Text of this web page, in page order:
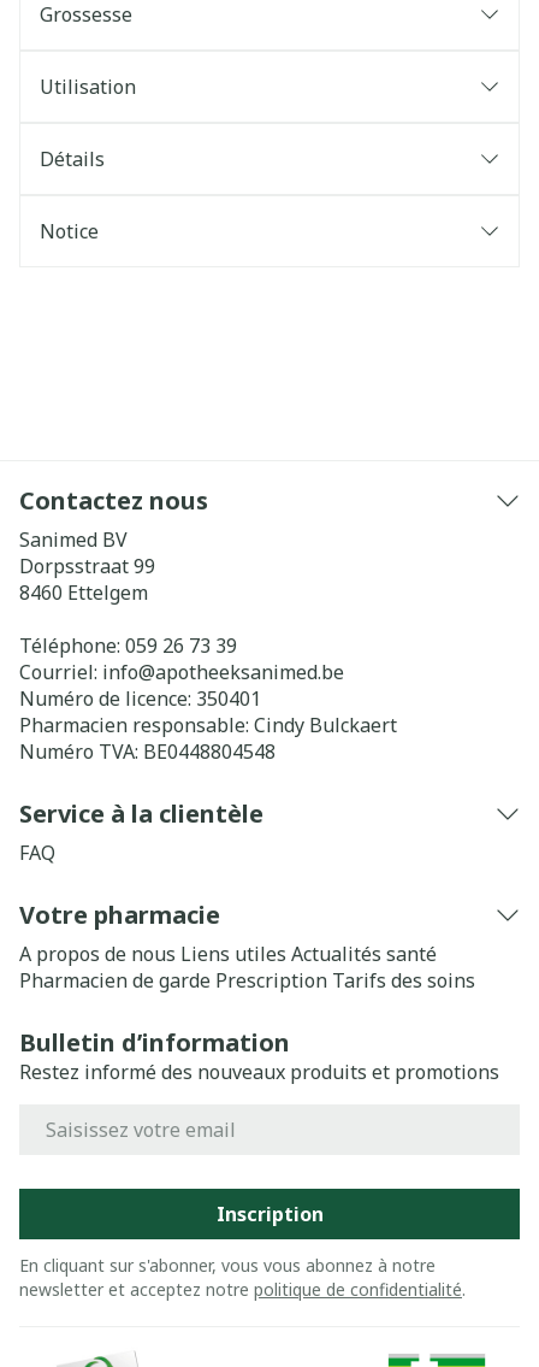
Grossesse
Utilisation
Détails
Notice
Contactez nous
Sanimed BV
Dorpsstraat 99
8460 Ettelgem
Téléphone: 059 26 73 39
Courriel: info@apotheeksanimed.be
Numéro de licence: 350401
Pharmacien responsable: Cindy Bulckaert
Numéro TVA: BE0448804548
Service à la clientèle
FAQ
Votre pharmacie
A propos de nous Liens utiles Actualités santé
Pharmacien de garde Prescription Tarifs des soins
Bulletin d’information
Restez informé des nouveaux produits et promotions
Inscription
En cliquant sur s'abonner, vous vous abonnez à notre
newsletter et acceptez notre politique de confidentialité.